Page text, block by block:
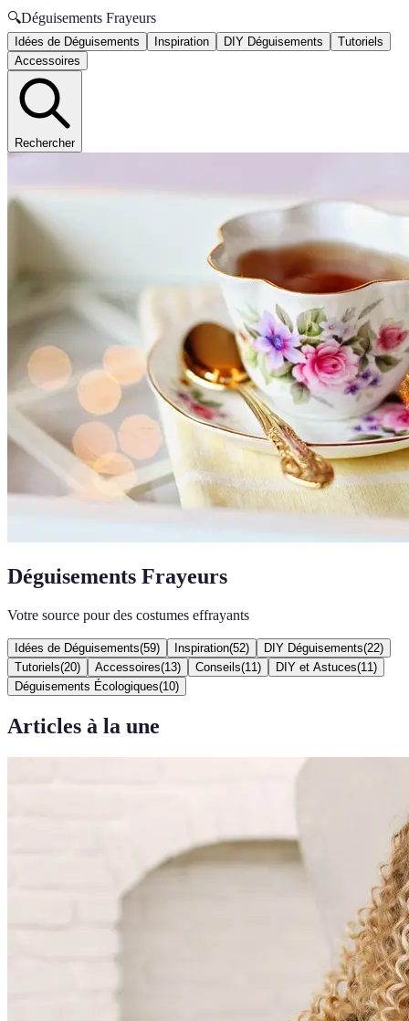
🔍Déguisements Frayeurs
Idées de Déguisements Inspiration DIY Déguisements
Tutoriels
Accessoires
Rechercher
Déguisements Frayeurs
Votre source pour des costumes effrayants
Idées de Déguisements(59) Inspiration(52) DIY Déguisements(22)
Tutoriels(20) Accessoires(13) Conseils(11 ) DIY et Astuces(11 )
Déguisements Écologiques(10)
Articles à la une